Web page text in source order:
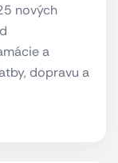
nových
a
dopravu a